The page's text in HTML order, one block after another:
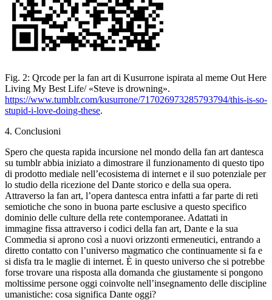
Fig. 2: Qrcode per la fan art di Kusurrone ispirata al meme Out Here
Living My Best Life/ «Steve is drowning».
https://www.tumblr.com/kusurrone/717026973285793794/this-is-so-
stupid-i-love-doing-these.
4. Conclusioni
Spero che questa rapida incursione nel mondo della fan art dantesca
su tumblrabbia iniziato a dimostrare il funzionamento di questo tipo
di prodotto mediale nell’ecosistema di internet e il suo potenziale per
lo studio della ricezione del Dante storico e della sua opera.
Attraverso la fan art, l’opera dantesca entra infatti a far parte di reti
semiotiche che sono in buona parte esclusive a questo specifico
dominio delle culture della rete contemporanee. Adattati in
immagine fissa attraverso i codici della fan art, Dante e la sua
Commedia si aprono così a nuovi orizzonti ermeneutici, entrando a
diretto contatto con l’universo magmatico che continuamente si fa e
si disfa tra le maglie di internet. È in questo universo che si potrebbe
forse trovare una risposta alla domanda che giustamente si pongono
moltissime persone oggi coinvolte nell’insegnamento delle discipline
umanistiche: cosa significa Dante oggi?